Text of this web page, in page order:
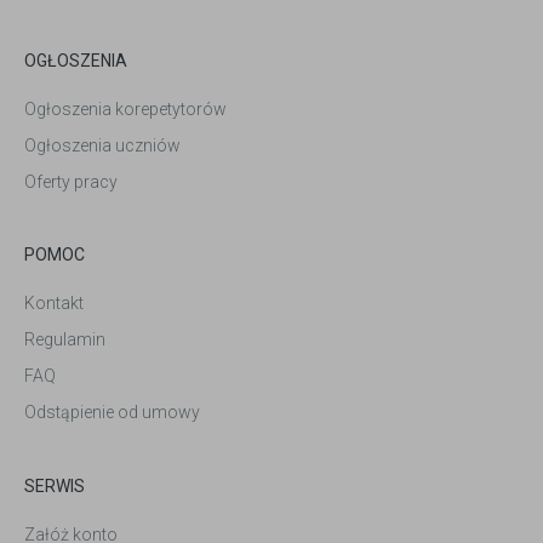
OGŁOSZENIA
Ogłoszenia korepetytorów
Ogłoszenia uczniów
Oferty pracy
POMOC
Kontakt
Regulamin
FAQ
Odstąpienie od umowy
SERWIS
Załóż konto